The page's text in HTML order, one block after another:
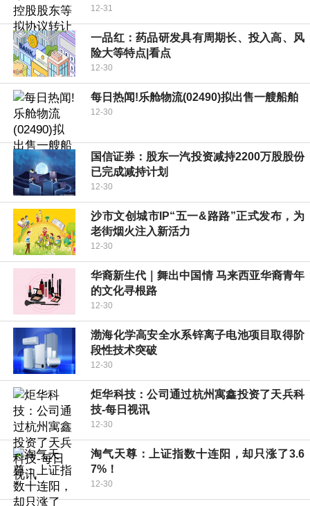
12-31
一品红：药品研发具有周期长、投入高、风
险大等特点|看点
12-30
每日热闻!乐舱物流(02490)拟出售一艘船舶
12-30
国信证券：股东一汽投资减持2200万股股份
已完成减持计划
12-30
沙市文创城市IP“五一&路路”正式发布，为
老街烟火注入新活力
12-30
华裔新生代｜舞出中国情 马来西亚华裔青年
的文化寻根路
12-30
渤海化学高安全水系锌离子电池项目取得阶
段性技术突破
12-30
炬华科技：公司通过杭州寓鑫投资了天兵科
技-每日视讯
12-30
淘气天尊：上证指数十连阳，却只涨了3.6
7%！
12-30